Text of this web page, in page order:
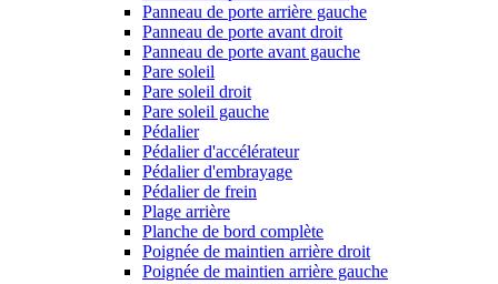
Panneau de porte arrière gauche
Panneau de porte avant droit
Panneau de porte avant gauche
Pare soleil
Pare soleil droit
Pare soleil gauche
Pédalier
Pédalier d'accélérateur
Pédalier d'embrayage
Pédalier de frein
Plage arrière
Planche de bord complète
Poignée de maintien arrière droit
Poignée de maintien arrière gauche